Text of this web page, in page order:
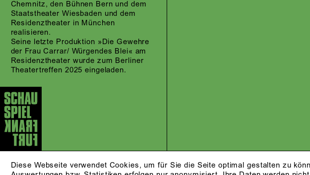
Diese Webseite verwendet Cookies, um für Sie die Seite optimal gestalten zu
Chemnitz, den Bühnen Bern und dem
Staatstheater Wiesbaden und dem
Residenztheater in München
realisieren.
Seine letzte Produktion »Die Gewehre
der Frau Carrar/ Würgendes Blei« am
Residenztheater wurde zum Berliner
Theatertreffen 2025 eingeladen.